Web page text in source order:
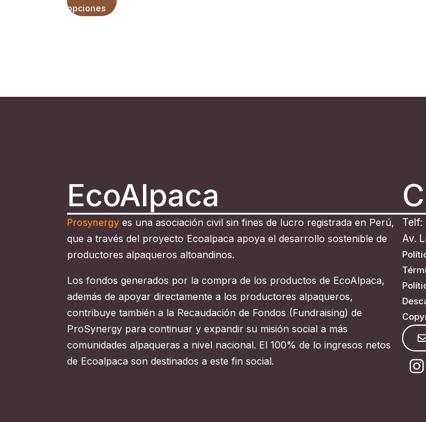
opciones
EcoAlpaca
Prosynergy es una asociación civil sin fines de lucro registrada en Perú,
que a través del proyecto Ecoalpaca apoya el desarrollo sostenible de
productores alpaqueros altoandinos.
Los fondos generados por la compra de los productos de EcoAlpaca,
además de apoyar directamente a los productores alpaqueros,
contribuye también a la Recaudación de Fondos (Fundraising) de
ProSynergy para continuar y expandir su misión social a más
comunidades alpaqueras a nivel nacional. El 100% de lo ingresos netos
de Ecoalpaca son destinados a este fin social.
Telf:
Av.